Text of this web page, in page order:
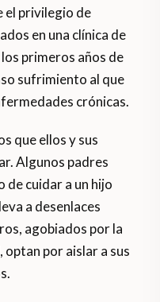
el privilegio de
en una clínica de
primeros años de
sufrimiento al que
crónicas.
que ellos y sus
Algunos padres
de cuidar a un hijo
a desenlaces
agobiados por la
optan por aislar a sus